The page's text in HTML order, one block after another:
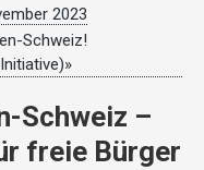
2023
Schweiz!
Schweiz –
freie Bürger